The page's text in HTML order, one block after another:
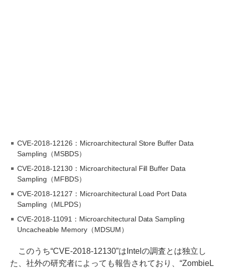
CVE-2018-12126：Microarchitectural Store Buffer Data
Sampling（MSBDS）
CVE-2018-12130：Microarchitectural Fill Buffer Data
Sampling（MFBDS）
CVE-2018-12127：Microarchitectural Load Port Data
Sampling（MLPDS）
CVE-2018-11091：Microarchitectural Data Sampling
Uncacheable Memory（MDSUM）
このうち“CVE-2018-12130”はIntelの調査とは独立し
た、社外の研究者によっても報告されており、“ZombieL